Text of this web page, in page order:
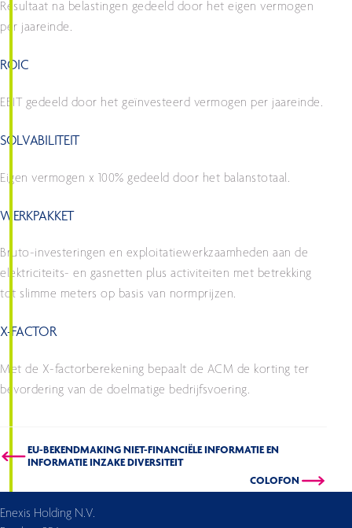
Resultaat na belastingen gedeeld door het eigen vermogen
per jaareinde.
ROIC
EBIT gedeeld door het geïnvesteerd vermogen per jaareinde.
SOLVABILITEIT
Eigen vermogen x 100% gedeeld door het balanstotaal.
WERKPAKKET
Bruto-investeringen en exploitatiewerkzaamheden aan de
elektriciteits- en gasnetten plus activiteiten met betrekking
tot slimme meters op basis van normprijzen.
X-FACTOR
Met de X-factorberekening bepaalt de ACM de korting ter
bevordering van de doelmatige bedrijfsvoering.
COLOFON
EU-BEKENDMAKING NIET-FINANCIËLE INFORMATIE EN
INFORMATIE INZAKE DIVERSITEIT
Enexis Holding N.V.